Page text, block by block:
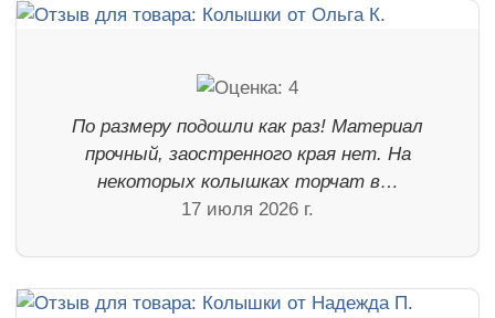
По размеру подошли как раз! Материал
прочный, заостренного края нет. На
некоторых колышках торчат в…
17 июля 2026 г.